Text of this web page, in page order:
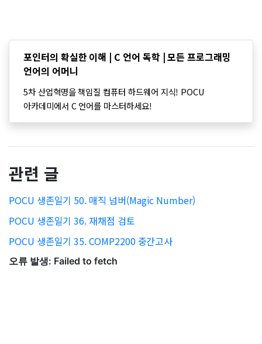
포인터의 확실한 이해 | C 언어 독학 | 모든 프로그래밍
언어의 어머니
5차 산업혁명을 책임질 컴퓨터 하드웨어 지식! POCU
아카데미에서 C 언어를 마스터하세요!
관련 글
POCU 생존일기 50. 매직 넘버(Magic Number)
POCU 생존일기 36. 재채점 검토
POCU 생존일기 35. COMP2200 중간고사